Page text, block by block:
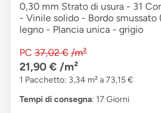
0,30 mm Strato di usura - 31
- Vinile solido - Bordo
legno - Plancia unica - grigio
PC 37,02 € /m²
21,90 € /m²
1 Pacchetto: 3,34 m² a 73,15 €
Tempi di consegna: 17 Giorni